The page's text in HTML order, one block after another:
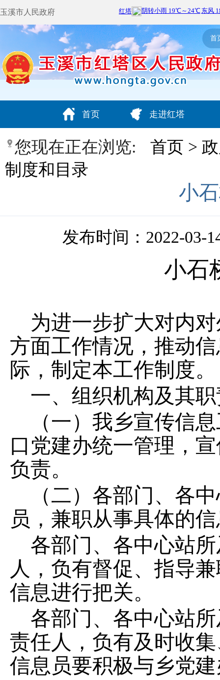
玉溪市人民政府
首
首页 走进红塔
您现在正在浏览: 首页 >
制度和目录
小
发布时间：2022-03-
小石
为进一步扩大对内
方面工作情况 ， 推动
际 ，制定本工作制度。
一、组织机构及其
（一）我乡宣传信
口党建办统一管理，
负责。
（二）各部门、各
员， 兼职从事具体的
各部门、各中心站
人，负有督促、指导
信息进行把关。
各部门、各中心站
责任人，负有及时收
信息员要积极与乡党